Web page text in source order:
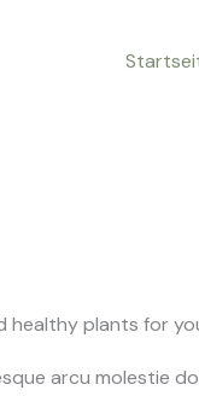
healthy plants for
arcu molestie